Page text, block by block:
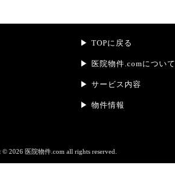
TOPに戻る
医院物件.comについて
サービス内容
物件情報
© 2026 医院物件.com all rights reserved.